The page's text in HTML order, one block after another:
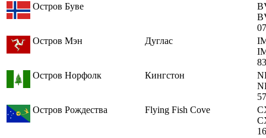
Остров Буве
Остров Мэн
Дуглас
Остров Норфолк
Кингстон
Остров Рождества
Flying Fish Cove